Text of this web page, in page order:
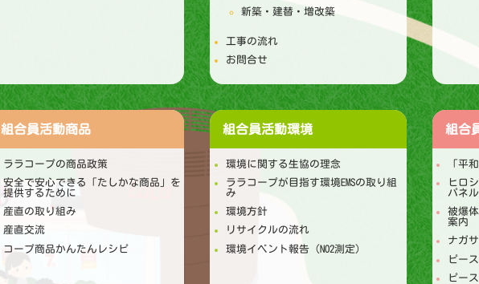
新築・建替・増改築
工事の流れ
お問合せ
組合員活動商品
ララコープの商品政策
安全で安心できる「たしかな商品」を
提供するために
産直の取り組み
産直交流
コープ商品かんたんレシピ
組合員活動環境
環境に関する生協の理念
ララコープが目指す環境EMSの取り組
み
環境方針
リサイクルの流れ
環境イベント報告（NO2測定）
組合
「平
ヒロ
パネ
被爆
案内
ナガ
ピー
ピー